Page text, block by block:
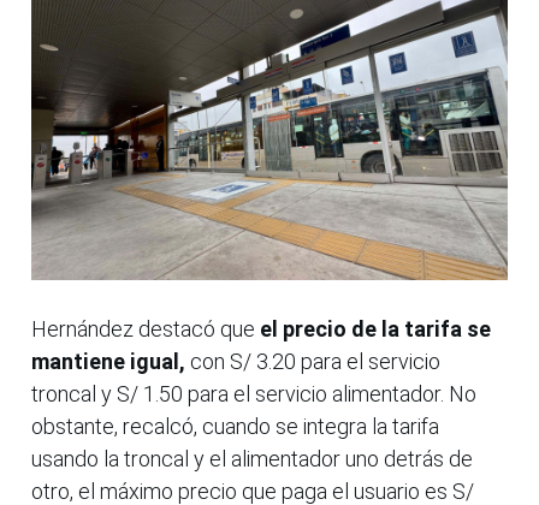
Hernández destacó que el precio de la tarifa se
mantiene igual, con S/ 3.20 para el servicio
troncal y S/ 1.50 para el servicio alimentador. No
obstante, recalcó, cuando se integra la tarifa
usando la troncal y el alimentador uno detrás de
otro, el máximo precio que paga el usuario es S/